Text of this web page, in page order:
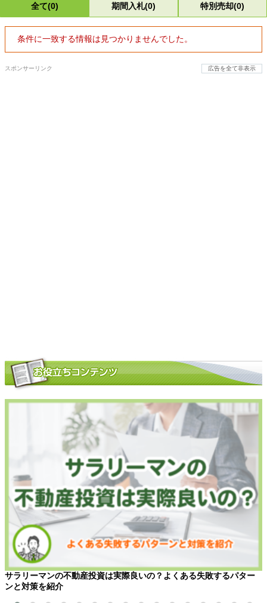
全て(0) 期間入札(0) 特別売却(0)
条件に一致する情報は見つかりませんでした。
スポンサーリンク 広告を全て非表示
サラリーマンの不動産投資は実際良いの？よくある失敗するパター
ンと対策を紹介